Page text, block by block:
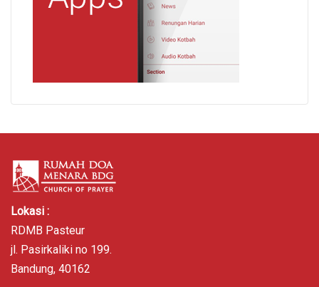
Lokasi :
RDMB Pasteur
jl. Pasirkaliki no 199.
Bandung, 40162